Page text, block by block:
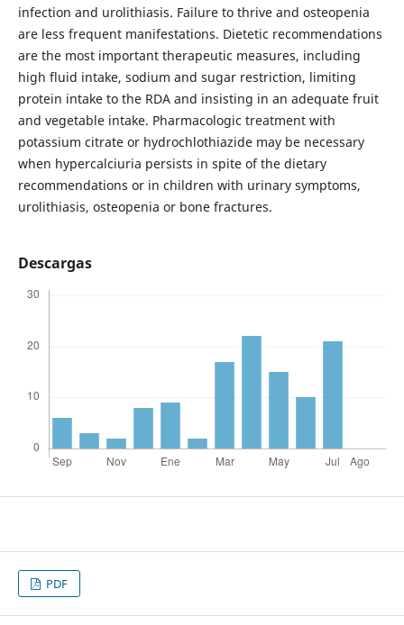
infection and urolithiasis. Failure to thrive and osteopenia
are less frequent manifestations. Dietetic recommendations
are the most important therapeutic measures, including
high fluid intake, sodium and sugar restriction, limiting
protein intake to the RDA and insisting in an adequate fruit
and vegetable intake. Pharmacologic treatment with
potassium citrate or hydrochlothiazide may be necessary
when hypercalciuria persists in spite of the dietary
recommendations or in children with urinary symptoms,
urolithiasis, osteopenia or bone fractures.
Descargas
PDF